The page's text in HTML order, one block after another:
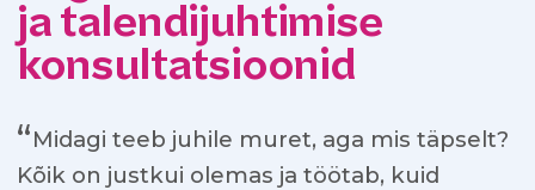
ja talendijuhtimise
konsultatsioonid
Midagi teeb juhile muret, aga mis täpselt?
Kõik on justkui olemas ja töötab, kuid